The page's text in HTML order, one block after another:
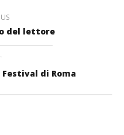
del lettore
di Roma